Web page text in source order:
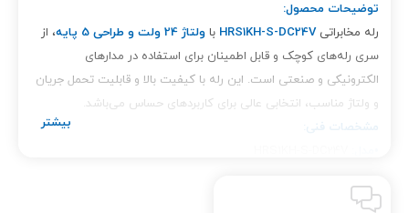
توضیحات محصول:
رله مخابراتی HRS1KH-S-DC24V با ولتاژ 24 ولت و طراحی 5 پایه
، از
سری رله‌های کوچک و قابل اطمینان برای استفاده در مدارهای
الکترونیکی و صنعتی است. این رله با کیفیت بالا و قابلیت تحمل جریان
و ولتاژ مناسب، انتخابی عالی برای کاربردهای حساس می‌باشد.
مشخصات فنی:
•تعداد پایه‌ها: